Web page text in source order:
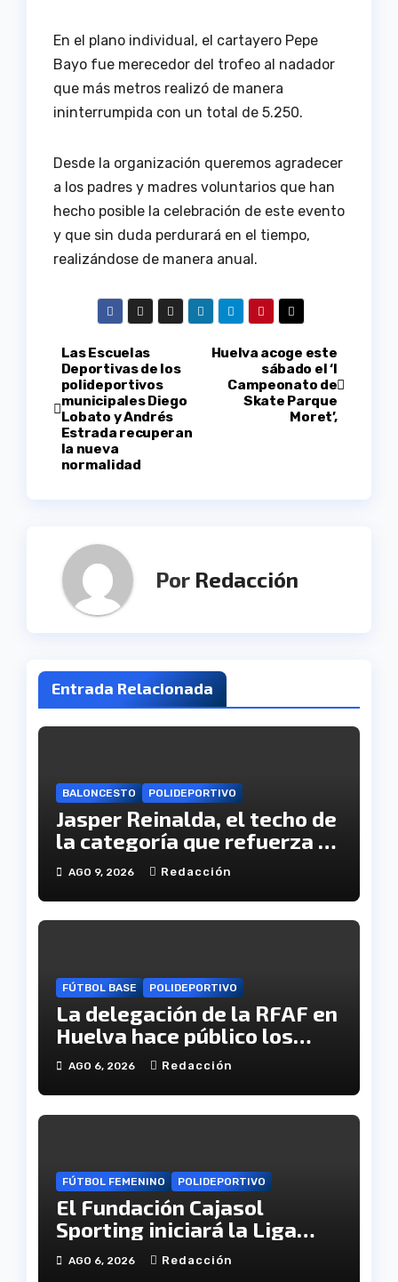
En el plano individual, el cartayero Pepe
Bayo fue merecedor del trofeo al nadador
que más metros realizó de manera
ininterrumpida con un total de 5.250.
Desde la organización queremos agradecer
a los padres y madres voluntarios que han
hecho posible la celebración de este evento
y que sin duda perdurará en el tiempo,
realizándose de manera anual.
Navegación
de
entradas
Huelva acoge este
sábado el ‘I
Campeonato de
Skate Parque
Moret’,
Las Escuelas
Deportivas de los
polideportivos
municipales Diego
Lobato y Andrés
Estrada recuperan
la nueva
normalidad
Por Redacción
Entrada Relacionada
BALONCESTO POLIDEPORTIVO
Jasper Reinalda, el techo de
la categoría que refuerza el
juego interior del CB. Onuba
AGO 9, 2026 Redacción
FÚTBOL BASE POLIDEPORTIVO
La delegación de la RFAF en
Huelva hace público los
calendarios de la categoría
AGO 6, 2026 Redacción
FÚTBOL FEMENINO POLIDEPORTIVO
El Fundación Cajasol
Sporting iniciará la Liga
recibiendo al Cacereño
Atlético
AGO 6, 2026 Redacción